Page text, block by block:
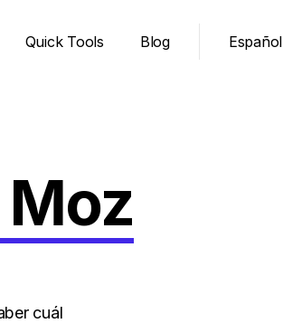
Quick Tools Blog Español
cuál